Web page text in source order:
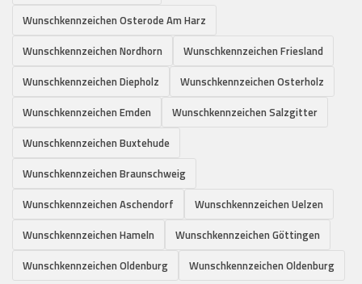
Wunschkennzeichen Osterode Am Harz
Wunschkennzeichen Nordhorn
Wunschkennzeichen Friesland
Wunschkennzeichen Diepholz
Wunschkennzeichen Osterholz
Wunschkennzeichen Emden
Wunschkennzeichen Salzgitter
Wunschkennzeichen Buxtehude
Wunschkennzeichen Braunschweig
Wunschkennzeichen Aschendorf
Wunschkennzeichen Uelzen
Wunschkennzeichen Hameln
Wunschkennzeichen Göttingen
Wunschkennzeichen Oldenburg
Wunschkennzeichen Oldenburg